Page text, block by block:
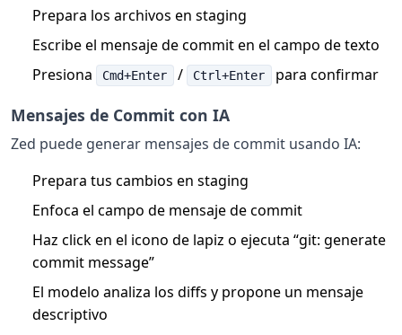
Prepara los archivos en staging
Escribe el mensaje de commit en el campo de texto
Presiona
Cmd+Enter / Ctrl+Enter para confirmar
Mensajes de Commit con IA
Zed puede generar mensajes de commit usando IA:
Prepara tus cambios en staging
Enfoca el campo de mensaje de commit
Haz click en el icono de lapiz o ejecuta “git: generate
commit message”
El modelo analiza los diffs y propone un mensaje
descriptivo